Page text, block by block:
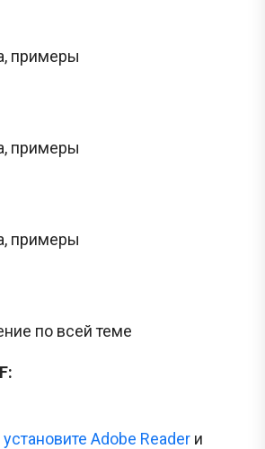
примеры
примеры
примеры
по всей теме
Adobe Reader и